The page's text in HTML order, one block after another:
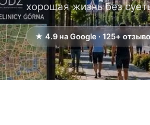
хорошая жизнь без
★ 4.9 на Google · 125+